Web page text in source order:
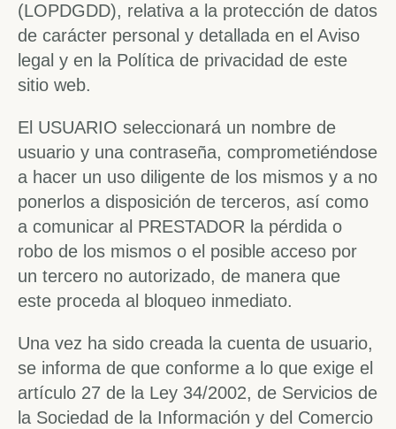
(LOPDGDD), relativa a la protección de datos
de carácter personal y detallada en el Aviso
legal y en la Política de privacidad de este
sitio web.
El USUARIO seleccionará un nombre de
usuario y una contraseña, comprometiéndose
a hacer un uso diligente de los mismos y a no
ponerlos a disposición de terceros, así como
a comunicar al PRESTADOR la pérdida o
robo de los mismos o el posible acceso por
un tercero no autorizado, de manera que
este proceda al bloqueo inmediato.
Una vez ha sido creada la cuenta de usuario,
se informa de que conforme a lo que exige el
artículo 27 de la Ley 34/2002, de Servicios de
la Sociedad de la Información y del Comercio